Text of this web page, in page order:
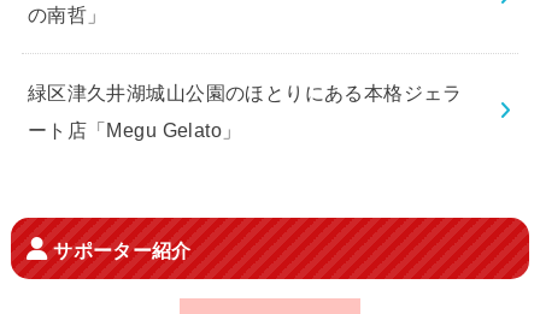
の南哲」
緑区津久井湖城山公園のほとりにある本格ジェラ
ート店「Megu Gelato」
サポーター紹介